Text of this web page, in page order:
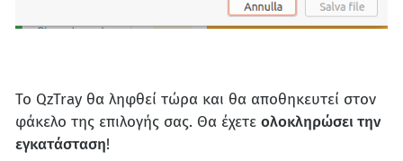
Το QzTray θα ληφθεί τώρα και θα αποθηκευτεί στον
φάκελο της επιλογής σας. Θα έχετε ολοκληρώσει την
εγκατάσταση!